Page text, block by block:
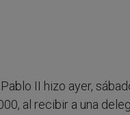
Pablo II hizo ayer,
al recibir a una